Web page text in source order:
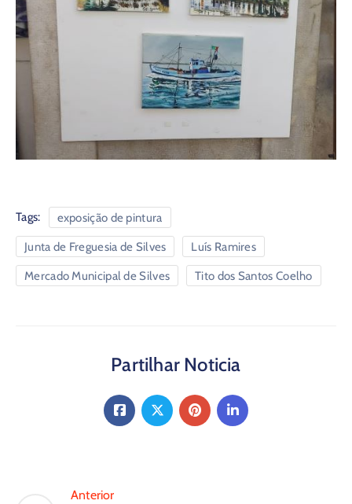
Tags: exposição de pintura
Junta de Freguesia de Silves Luís Ramires
Mercado Municipal de Silves Tito dos Santos Coelho
Partilhar Noticia
Anterior